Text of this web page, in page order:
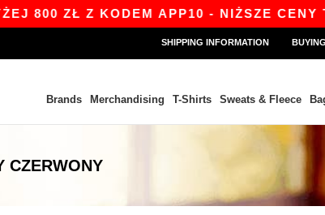
ZŁ Z KODEM APP10 - NIŻSZE CENY
SHIPPING INFORMATION
Brands Merchandising T-Shirts Sweats & Fleece
CZERWONY